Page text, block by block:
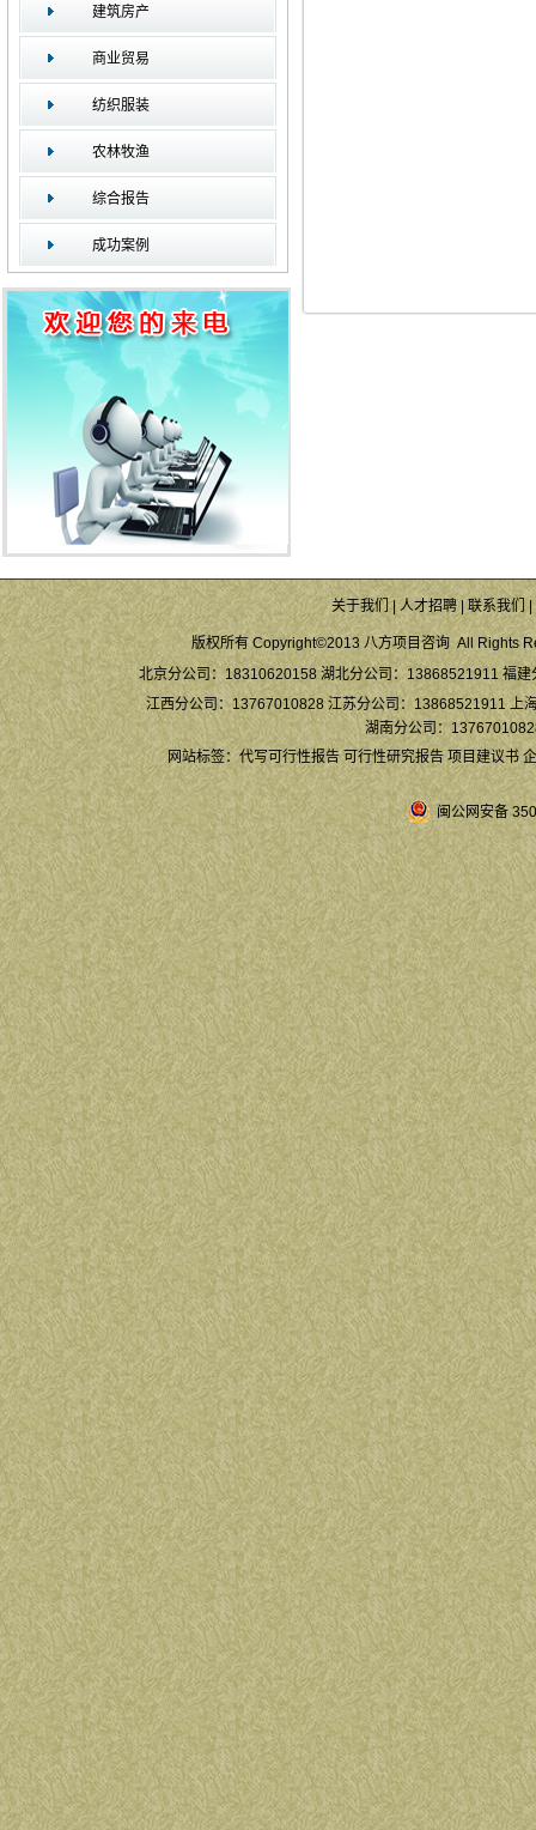
建筑房产
商业贸易
纺织服装
农林牧渔
综合报告
成功案例
关于我们 | 人才招聘| 联系我们
版权所有 Copyright©2013 八方项目咨询 All Rights
北京分公司：18310620158 湖北分公司：13868521911 福
江西分公司：13767010828 江苏分公司：13868521911 上
湖南分公司：
网站标签：代写可行性报告 可行性研究报告 项目建议书
闽公网安备